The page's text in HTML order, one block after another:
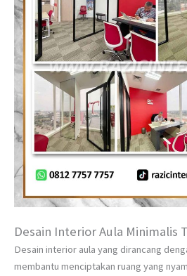
Desain Interior Aula Minimalis
Desain interior aula yang dirancang
membantu menciptakan ruang yang